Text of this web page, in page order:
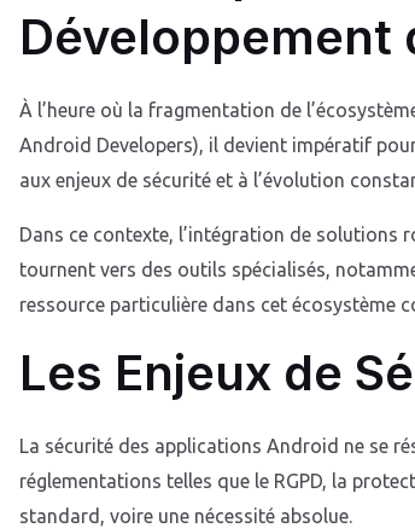
Développement
À l’heure où la fragmentation de
Android Developers), il devient impératif
aux enjeux de sécurité et à l’évolution
Dans ce contexte, l’intégration de solutions
tournent vers des outils spécialisés,
ressource particulière dans cet écosystème
Les Enjeux de
La sécurité des applications Android ne se
réglementations telles que le RGPD, la
standard, voire une nécessité absolue.